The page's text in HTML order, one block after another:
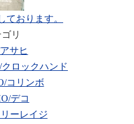
ております。
リ
サヒ
ロックハンド
コリンボ
デコ
リーレイジ